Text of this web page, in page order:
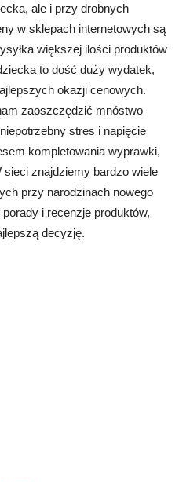
ale i przy drobnych
w sklepach internetowych są
większej ilości produktów
to dość duży wydatek,
okazji cenowych.
zaoszczędzić mnóstwo
stres i napięcie
kompletowania wyprawki,
znajdziemy bardzo wiele
przy narodzinach nowego
i recenzje produktów,
decyzję.